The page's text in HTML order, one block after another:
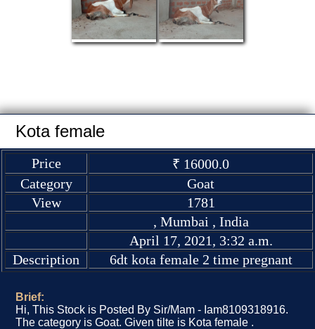
Kota female
Price
₹ 16000.0
Category
Goat
View
1781
, Mumbai , India
April 17, 2021, 3:32 a.m.
Description
6dt kota female 2 time pregnant
Brief:
Hi, This Stock is Posted By Sir/Mam - Iam8109318916.
The category is Goat. Given tilte is Kota female .